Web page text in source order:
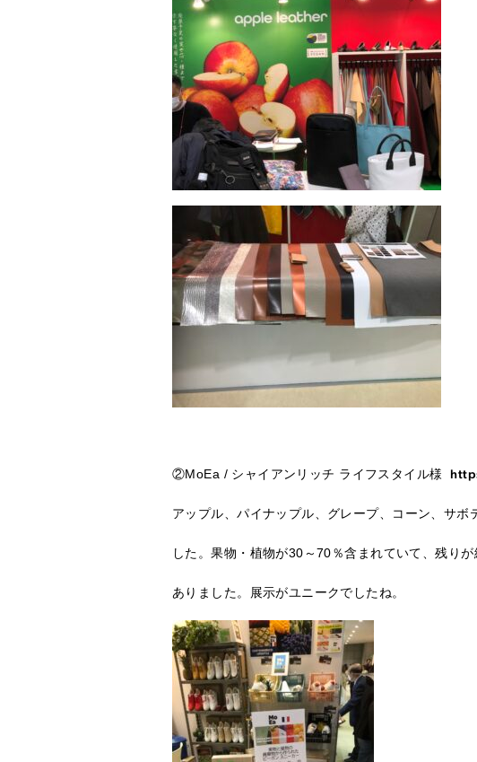
②MoEa / シャイアンリッチ ライフスタイル様
アップル、パイナップル、グレープ、コーン、サ
した。果物・植物が30～70％含まれていて、残り
ありました。展示がユニークでしたね。